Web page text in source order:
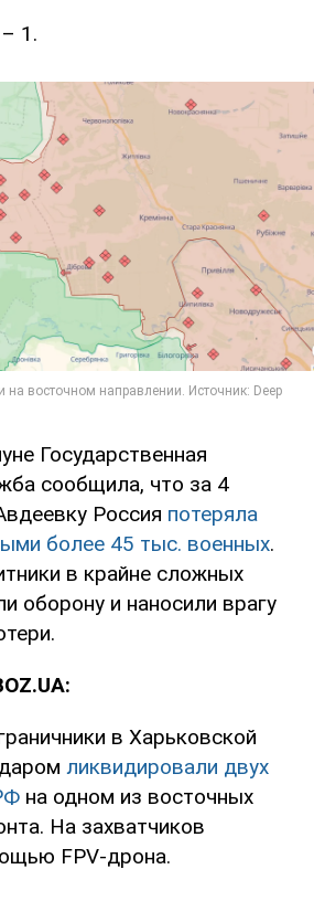
1.
Государственная
сообщила, что за 4
Россия потеряла
более 45 тыс. военных.
в крайне сложных
оборону и наносили врагу
в Харьковской
ликвидировали двух
на одном из восточных
На захватчиков
FPV-дрона.